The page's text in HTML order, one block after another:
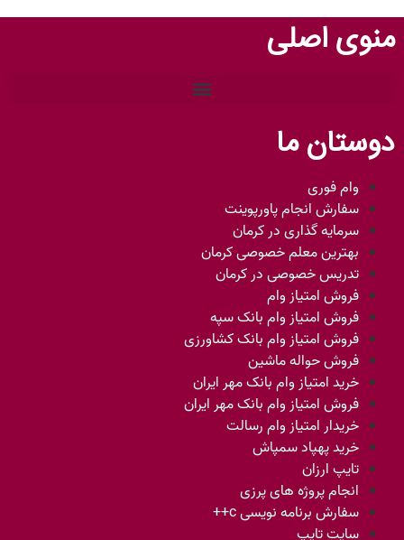
منوی اصلی
دوستان ما
وام فوری
سفارش انجام پاورپوینت
سرمایه گذاری در کرمان
بهترین معلم خصوصی کرمان
تدریس خصوصی در کرمان
فروش امتیاز وام
فروش امتیاز وام بانک سپه
فروش امتیاز وام بانک کشاورزی
فروش حواله ماشین
خرید امتیاز وام بانک مهر ایران
فروش امتیاز وام بانک مهر ایران
خریدار امتیاز وام رسالت
خرید پهپاد سمپاش
تایپ ارزان
انجام پروژه های پرزی
سفارش برنامه نویسی c++
سایت تایپ